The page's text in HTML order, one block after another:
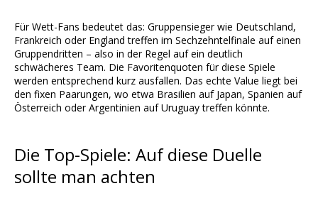
Für Wett-Fans bedeutet das: Gruppensieger wie Deutschland,
Frankreich oder England treffen im Sechzehntelfinale auf einen
Gruppendritten – also in der Regel auf ein deutlich
schwächeres Team. Die Favoritenquoten für diese Spiele
werden entsprechend kurz ausfallen. Das echte Value liegt bei
den fixen Paarungen, wo etwa Brasilien auf Japan, Spanien auf
Österreich oder Argentinien auf Uruguay treffen könnte.
Die Top-Spiele: Auf diese Duelle
sollte man achten